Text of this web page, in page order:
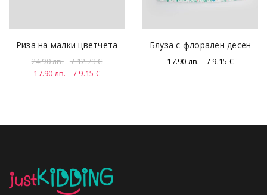
Риза на малки цветчета
24.90лв. / 12.73 €
17.90лв. / 9.15 €
Блуза с флорален десен
17.90лв. / 9.15 €